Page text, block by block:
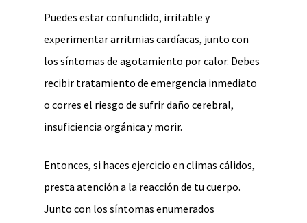
Puedes estar confundido, irritable y
experimentar arritmias cardíacas, junto con
los síntomas de agotamiento por calor. Debes
recibir tratamiento de emergencia inmediato
o corres el riesgo de sufrir daño cerebral,
insuficiencia orgánica y morir.
Entonces, si haces ejercicio en climas cálidos,
presta atención a la reacción de tu cuerpo.
Junto con los síntomas enumerados